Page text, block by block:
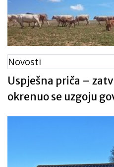
tip operacije 4.3.1.
infrastrukturu
programa ruralnog
Hrvatske za
101/2017
Novosti
Uspješna priča –
okrenuo se uzgoju